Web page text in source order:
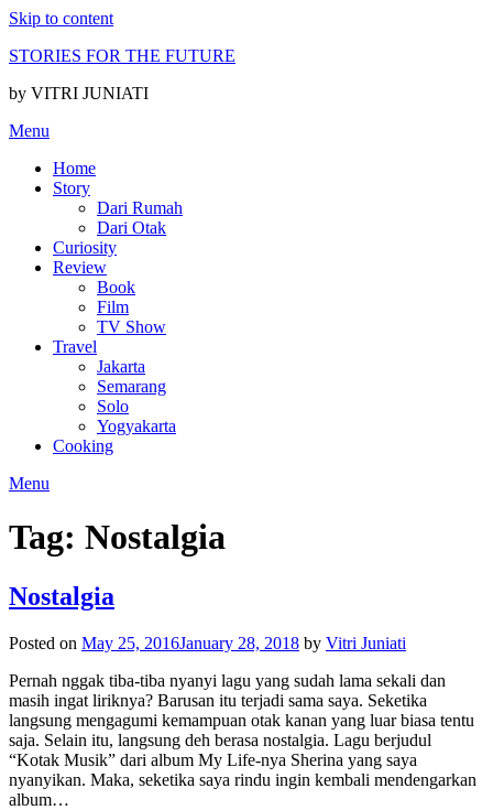
Skip to content
STORIES FOR THE FUTURE
by VITRI JUNIATI
Menu
Home
Story
Dari Rumah
Dari Otak
Curiosity
Review
Book
Film
TV Show
Travel
Jakarta
Semarang
Solo
Yogyakarta
Cooking
Menu
Tag: Nostalgia
Nostalgia
Posted on May 25, 2016January 28, 2018 by Vitri Juniati
Pernah nggak tiba-tiba nyanyi lagu yang sudah lama sekali dan
masih ingat liriknya? Barusan itu terjadi sama saya. Seketika
langsung mengagumi kemampuan otak kanan yang luar biasa tentu
saja. Selain itu, langsung deh berasa nostalgia. Lagu berjudul
“Kotak Musik” dari album My Life-nya Sherina yang saya
nyanyikan. Maka, seketika saya rindu ingin kembali mendengarkan
album…